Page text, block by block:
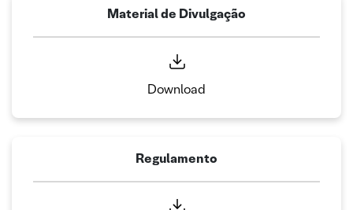
Material de Divulgação
Download
Regulamento